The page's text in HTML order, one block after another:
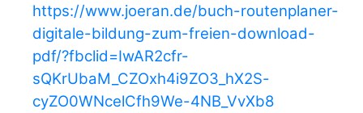
https://www.joeran.de/buch-routenplaner-
digitale-bildung-zum-freien-download-
pdf/?fbclid=IwAR2cfr-
sQKrUbaM_CZOxh4i9ZO3_hX2S-
cyZO0WNcelCfh9We-4NB_VvXb8